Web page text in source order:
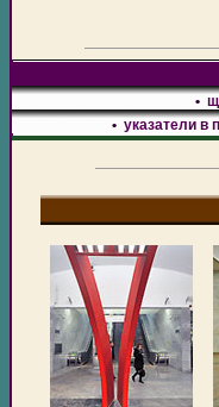
•
• указатели в